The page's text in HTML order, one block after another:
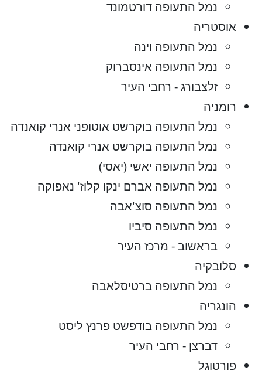
נמל התעופה דורטמונד
אוסטריה
נמל התעופה וינה
נמל התעופה אינסברוק
זלצבורג - רחבי העיר
רומניה
נמל התעופה בוקרשט אוטופני אנרי קואנדה
נמל התעופה בוקרשט אנרי קואנדה
נמל התעופה יאשי (יאסי)
נמל התעופה אברם ינקו קלוז' נאפוקה
נמל התעופה סוצ'אבה
נמל התעופה סיביו
בראשוב - מרכז העיר
סלובקיה
נמל התעופה ברטיסלאבה
הונגריה
נמל התעופה בודפשט פרנץ ליסט
דברצן - רחבי העיר
פורטוגל